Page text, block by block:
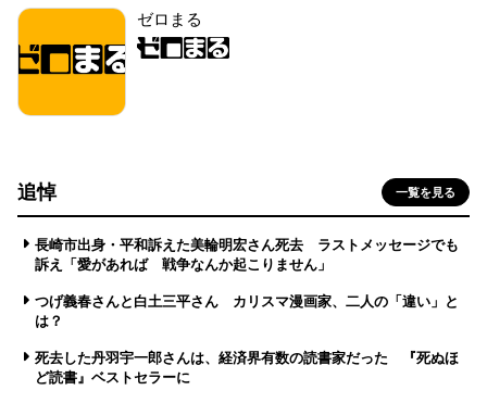
ゼロまる
追悼 一覧を見る
長崎市出身・平和訴えた美輪明宏さん死去 ラストメッセージでも
訴え「愛があれば 戦争なんか起こりません」
つげ義春さんと白土三平さん カリスマ漫画家、二人の「違い」と
は？
死去した丹羽宇一郎さんは、経済界有数の読書家だった 『死ぬほ
ど読書』ベストセラーに